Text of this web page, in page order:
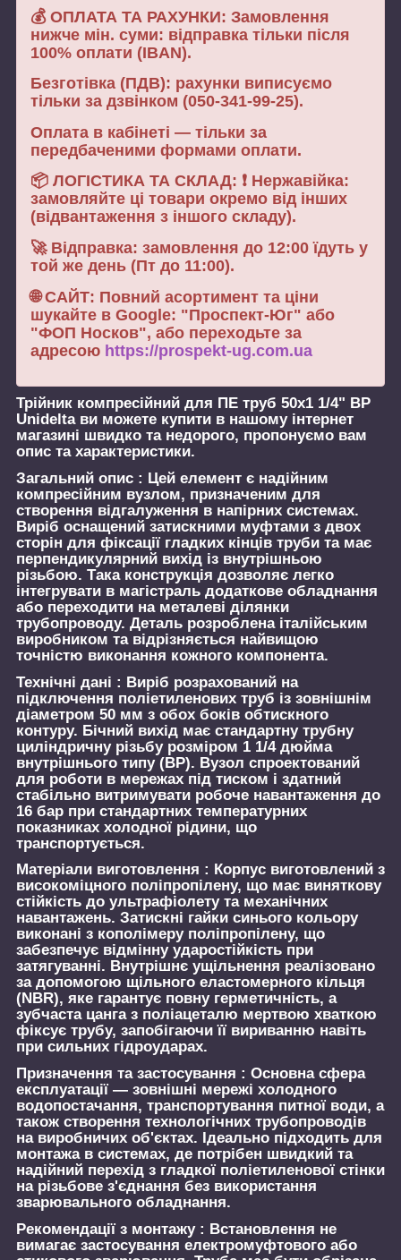
💰 ОПЛАТА ТА РАХУНКИ: Замовлення
нижче мін. суми: відправка тільки після
100% оплати (IBAN).
Безготівка (ПДВ): рахунки виписуємо
тільки за дзвінком (050-341-99-25).
Оплата в кабінеті — тільки за
передбаченими формами оплати.
📦 ЛОГІСТИКА ТА СКЛАД: ❗ Нержавійка:
замовляйте ці товари окремо від інших
(відвантаження з іншого складу).
🚀 Відправка: замовлення до 12:00 їдуть у
той же день (Пт до 11:00).
🌐 САЙТ: Повний асортимент та ціни
шукайте в Google: "Проспект-Юг" або
"ФОП Носков", або переходьте за
адресою https://prospekt-ug.com.ua
Трійник компресійний для ПЕ труб 50х1 1/4" ВР
Unideltaви можете купити в нашому інтернет
магазині швидко та недорого, пропонуємо вам
опис та характеристики.
Загальний опис : Цей елемент є надійним
компресійним вузлом, призначеним для
створення відгалуження в напірних системах.
Виріб оснащений затискними муфтами з двох
сторін для фіксації гладких кінців труби та має
перпендикулярний вихід із внутрішньою
різьбою. Така конструкція дозволяє легко
інтегрувати в магістраль додаткове обладнання
або переходити на металеві ділянки
трубопроводу. Деталь розроблена італійським
виробником та відрізняється найвищою
точністю виконання кожного компонента.
Технічні дані : Виріб розрахований на
підключення поліетиленових труб із зовнішнім
діаметром 50 мм з обох боків обтискного
контуру. Бічний вихід має стандартну трубну
циліндричну різьбу розміром 1 1/4 дюйма
внутрішнього типу (ВР). Вузол спроектований
для роботи в мережах під тиском і здатний
стабільно витримувати робоче навантаження до
16 бар при стандартних температурних
показниках холодної рідини, що
транспортується.
Матеріали виготовлення : Корпус виготовлений з
високоміцного поліпропілену, що має виняткову
стійкість до ультрафіолету та механічних
навантажень. Затискні гайки синього кольору
виконані з кополімеру поліпропілену, що
забезпечує відмінну ударостійкість при
затягуванні. Внутрішнє ущільнення реалізовано
за допомогою щільного еластомерного кільця
(NBR), яке гарантує повну герметичність, а
зубчаста цанга з поліацеталю мертвою хваткою
фіксує трубу, запобігаючи її вириванню навіть
при сильних гідроударах.
Призначення та застосування : Основна сфера
експлуатації — зовнішні мережі холодного
водопостачання, транспортування питної води, а
також створення технологічних трубопроводів
на виробничих об'єктах. Ідеально підходить для
монтажа в системах, де потрібен швидкий та
надійний перехід з гладкої поліетиленової стінки
на різьбове з'єднання без використання
зварювального обладнання.
Рекомендації з монтажу : Встановлення не
вимагає застосування електромуфтового або